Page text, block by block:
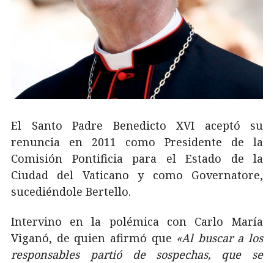
El Santo Padre Benedicto XVI aceptó su
renuncia en 2011 como Presidente de la
Comisión Pontificia para el Estado de la
Ciudad del Vaticano y como Governatore,
sucediéndole Bertello.
Intervino en la polémica con Carlo María
Viganó, de quien afirmó que «Al buscar a los
responsables partió de sospechas, que se